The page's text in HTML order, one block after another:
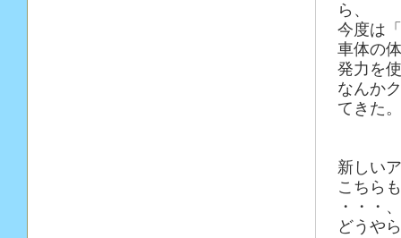
ら、
今度は
車体の
発力を
なんか
てきた
新しい
こちら
・・・
どうや